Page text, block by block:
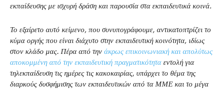
εκπαίδευσης με ισχυρή δράση και παρουσία στα εκπαιδευτικά κοινά.
Το εξαίρετο αυτό κείμενο, που συνυπογράφουμε, αντικατοπτρίζει το
κύμα οργής που είναι διάχυτο στην εκπαιδευτική κοινότητα, ιδίως
στον κλάδο μας. Πέρα από την άκρως επικοινωνιακή και απολύτως
αποκομμένη από την εκπαιδευτική πραγματικότητα εντολή για
τηλεκπαίδευση τις ημέρες τις κακοκαιρίας, υπάρχει το θέμα της
διαρκούς δυσφήμισης των εκπαιδευτικών από τα ΜΜΕ και το μέγα